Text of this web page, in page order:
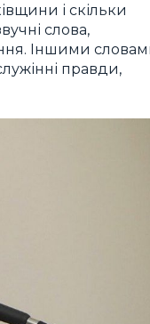
і скільки
слова,
Іншими
правди,